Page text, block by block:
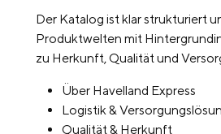
Der Katalog ist klar strukturiert
Produktwelten mit
zu Herkunft, Qualität und
Über Havelland Express
Logistik &
Qualität & Herkunft